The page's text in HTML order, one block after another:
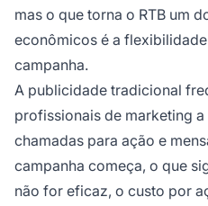
mas o que torna o RTB um
econômicos é a
campanha.
A publicidade tradicional
profissionais de marketing
chamadas para ação e
campanha começa, o que
não for eficaz, o custo por